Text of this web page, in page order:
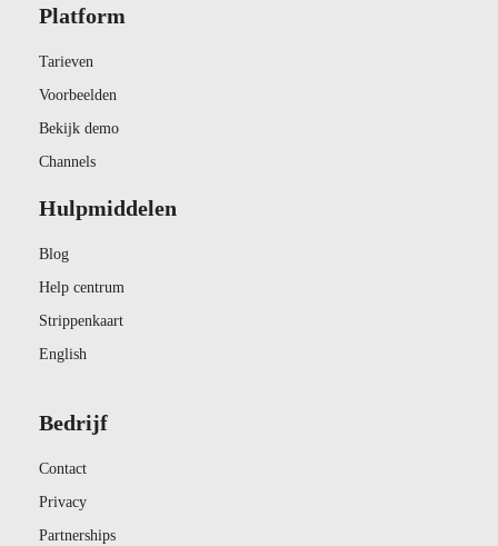
Platform
Tarieven
Voorbeelden
Bekijk demo
Channels
Hulpmiddelen
Blog
Help centrum
Strippenkaart
English
Bedrijf
Contact
Privacy
Partnerships